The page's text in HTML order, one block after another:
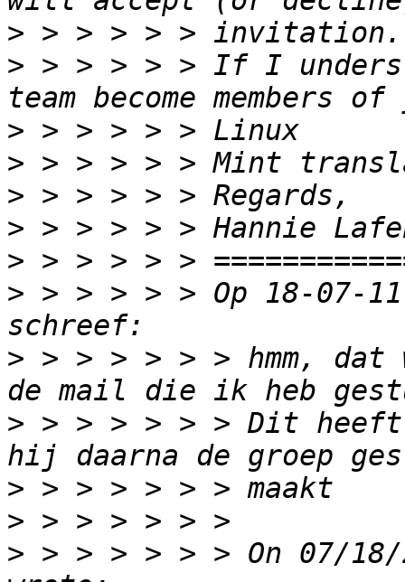
>
> > > > > > If I
>
>
>
>
>
> > > > > > Op 18-07-
> > > > > > > hmm,
> > > > > > > Dit
>
>
> > > > > > > On 07/18/